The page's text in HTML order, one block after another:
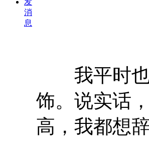
消
息
我平时也
饰。说实话
高，我都想